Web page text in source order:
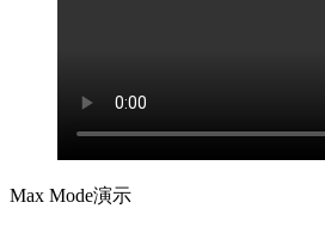
Max Mode演示